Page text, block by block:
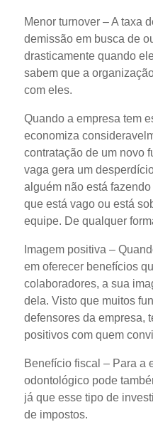
Menor turnover– A taxa
demissão em busca de
drasticamente quando
sabem que a
com eles.
Quando a empresa tem
economiza
contratação de um novo
vaga gera um
alguém não está
que está vago ou está
equipe. De qualquer
Imagem positiva –
em oferecer benefícios
colaboradores, a sua
dela. Visto que muitos
defensores da empresa,
positivos com quem
Benefício fiscal – Para a
odontológico pode
já que esse tipo de
de impostos.